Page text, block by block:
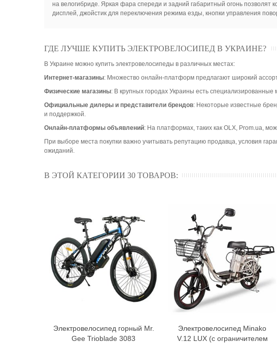
на велогибриде. Яркая фара спереди и задний габаритный огонь
дисплей, джойстик для переключения режима езды, кнопки управления
ГДЕ ЛУЧШЕ КУПИТЬ ЭЛЕКТРОВЕЛОСИПЕД В УКРАИНЕ?
В Украине можно купить электровелосипеды в различных местах:
Интернет-магазины: Множество онлайн-платформ предлагают широкий
Физические магазины: В крупных городах Украины есть
Официальные дилеры и представители брендов: Некоторые известные
и поддержкой.
Онлайн-платформы объявлений: На платформах, таких как OLX, Prom.ua,
При выборе места покупки важно учитывать репутацию продавца, условия
ожиданий.
В ЭТОЙ КАТЕГОРИИ 30 ТОВАРОВ:
В корзину
Электровелосипед горный Mr.
Gee Trioblade 3083
В корзину
Электровелосипед Minako
V.12 LUX (с ограничителем